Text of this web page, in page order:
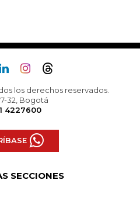
los derechos reservados.
32, Bogotá
4227600
SECCIONES